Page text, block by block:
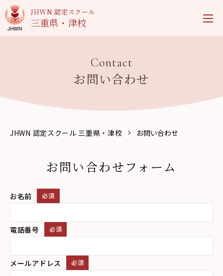
JHWN 認定スクール
三重県・津校
Contact
お問い合わせ
JHWN 認定スクール 三重県・津校 お問い合わせ
お問い合わせフォーム
お名前 必須
電話番号 必須
メールアドレス 必須